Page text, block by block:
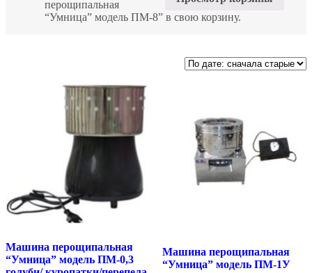
перощипальная
“Умница” модель ПМ-8” в свою корзину.
Машина перощипальная
“Умница” модель ПМ-0,3
Машина перощипальная
“Умница” модель ПМ-1У